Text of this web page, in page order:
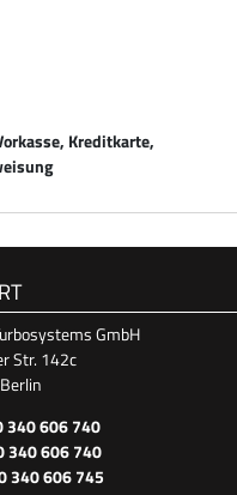
Kreditkarte,
GmbH
Str. 142c
340 606 740
340 606 740
340 606 745